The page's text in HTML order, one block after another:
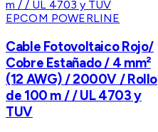
EPCOM POWERLINE
Cable Fotovoltaico Rojo/
Cobre Estañado / 4 mm²
(12 AWG) / 2000V / Rollo
de 100 m / / UL 4703 y
TUV